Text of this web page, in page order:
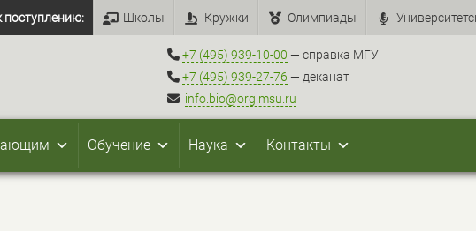
поступлению: Школы Кружки Олимпиады
+7 (495) 939-10-00 — справка МГУ
+7 (495) 939-27-76 — деканат
info.bio@org.msu.ru
Обучение Наука Контакты